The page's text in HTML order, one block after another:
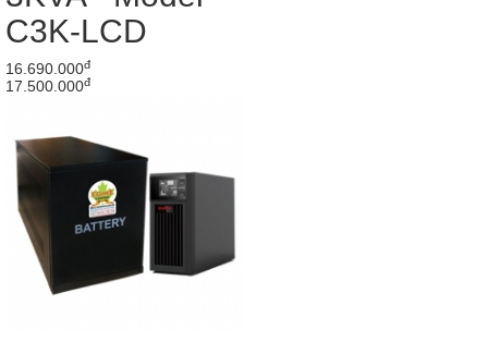
C3K-LCD
16.690.000đ
17.500.000đ